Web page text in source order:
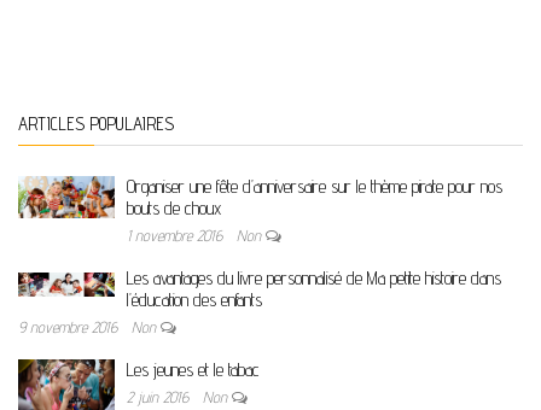
ARTICLES POPULAIRES
Organiser une fête d’anniversaire sur le thème pirate pour nos
bouts de choux
1 novembre 2016 Non
Les avantages du livre personnalisé de Ma petite histoire dans
l’éducation des enfants
9 novembre 2016 Non
Les jeunes et le tabac
2 juin 2016 Non